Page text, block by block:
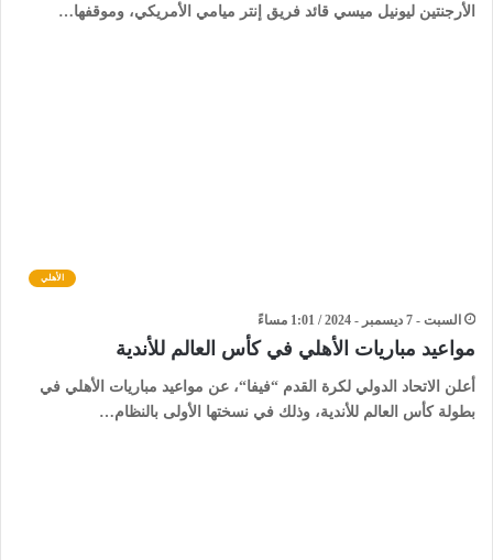
الأرجنتين ليونيل ميسي قائد فريق إنتر ميامي الأمريكي، وموقفها…
الأهلي
السبت - 7 ديسمبر - 2024 / 1:01 مساءً
مواعيد مباريات الأهلي في كأس العالم للأندية
أعلن الاتحاد الدولي لكرة القدم “فيفا“، عن مواعيد مباريات الأهلي في
بطولة كأس العالم للأندية، وذلك في نسختها الأولى بالنظام…